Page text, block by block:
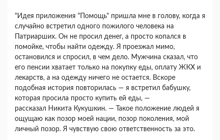
"Идея приложения "Помощь" пришла мне в голову, когда я
случайно встретил одного пожилого человека на
Патриарших. Он не просил денег, а просто копался в
помойке, чтобы найти одежду. Я проезжал мимо,
остановился и спросил, в чем дело. Мужчина сказал, что
его пенсии хватает только на покупку еды, оплату ЖКХ и
лекарств, а на одежду ничего не остается. Вскоре
подобная история повторилась — я встретил бабушку,
которая просила просто купить ей еды, —
рассказал Никита Кукушкин. — Такое положение людей я
ощущаю как позор моей нации, позор поколения, мой
личный позор. Я чувствую свою ответственность за это.